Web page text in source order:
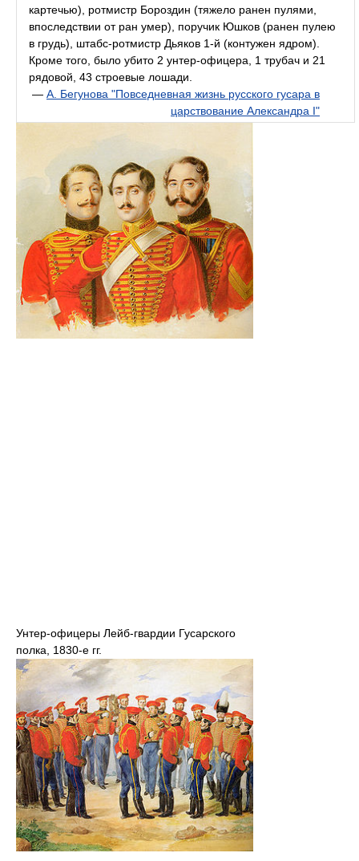
картечью), ротмистр Бороздин (тяжело ранен пулями,
впоследствии от ран умер), поручик Юшков (ранен пулею
в грудь), штабс-ротмистр Дьяков 1-й (контужен ядром).
Кроме того, было убито 2 унтер-офицера, 1 трубач и 21
рядовой, 43 строевые лошади.
— А. Бегунова "Повседневная жизнь русского гусара в
царствование Александра I"
Унтер-офицеры Лейб-гвардии Гусарского
полка, 1830-е гг.